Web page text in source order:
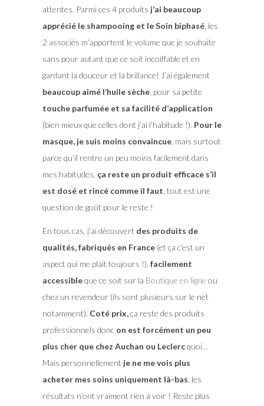
attentes. Parmi ces 4 produits j’ai beaucoup
apprécié le shampooing et le Soin biphasé, les
2 associés m’apportent le volume que je souhaite
sans pour autant que ce soit incoiffable et en
gardant la douceur et la brillance! J’ai également
beaucoup aimé l’huile sèche, pour sa petite
touche parfumée et sa facilité d’application
(bien mieux que celles dont j’ai l’habitude !). Pour le
masque, je suis moins convaincue, mais surtout
parce qu’il rentre un peu moins facilement dans
mes habitudes, ça reste un produit efficace s’il
est dosé et rincé comme il faut , tout est une
question de goût pour le reste !
En tous cas, j’ai découvert des produits de
qualités, fabriqués en France(et ça c’est un
aspect qui me plait toujours !), facilement
accessibleque ce soit sur la Boutique en ligne ou
chez un revendeur (ils sont plusieurs sur le net
notamment). Coté prix,ça reste des produits
professionnels donc on est forcément un peu
plus cher que chez Auchan ou Leclercquoi…
Mais personnellement je ne me vois plus
acheter mes soins uniquement là-bas , les
résultats n’ont vraiment rien à voir ! Reste plus